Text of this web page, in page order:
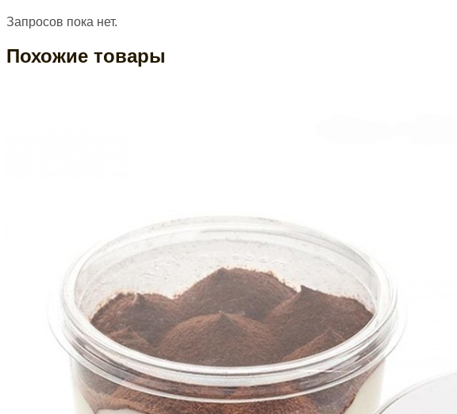
Запросов пока нет.
Похожие товары